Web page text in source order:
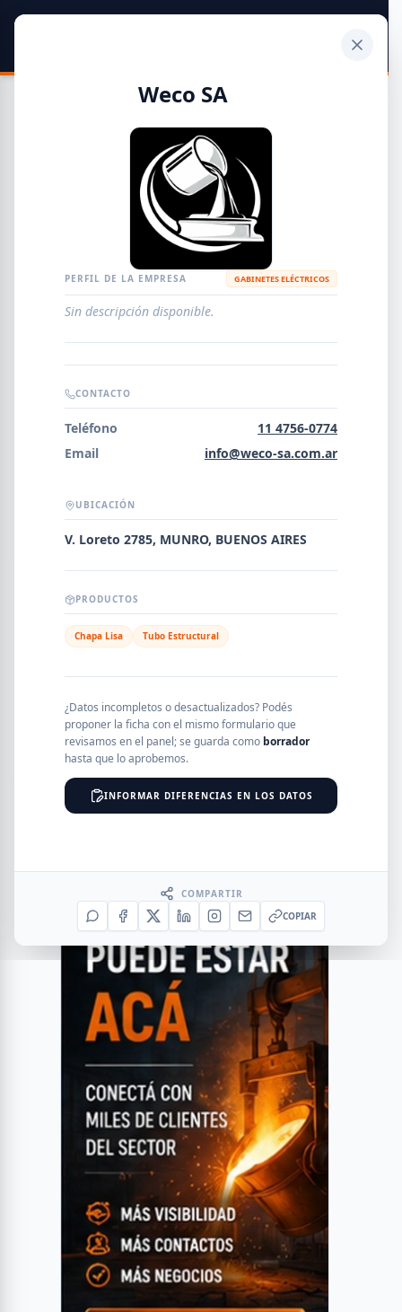
Guía de Empresas Metalúrgicas y Siderúrgicas
METALÚRGICAS
EMPRESAS AGREGAR EMPRESA
Error al cargar empresas.
NOMBRE
SEGMENTO
PROVINCIA
Weco SA
PERFIL DE LA EMPRESA GABINETES ELÉCTRICOS
Sin descripción disponible.
CONTACTO
Teléfono
11 4756-0774
Email
info@weco-sa.com.ar
UBICACIÓN
V. Loreto 2785, MUNRO, BUENOS AIRES
PRODUCTOS
Chapa Lisa Tubo Estructural
¿Datos incompletos o desactualizados? Podés
proponer la ficha con el mismo formulario que
revisamos en el panel; se guarda como borrador
hasta que lo aprobemos.
INFORMAR DIFERENCIAS EN LOS DATOS
COMPARTIR
COPIAR